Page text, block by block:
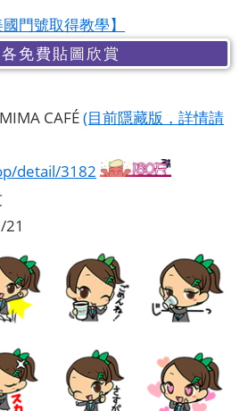
國門號取得教學】
免費貼圖欣賞
CAFÉ(目前隱藏版，詳情請
detail/3182